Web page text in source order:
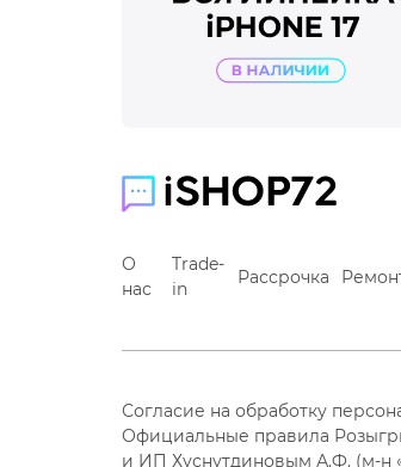
О
нас
Trade-
in
Рассрочка
Согласие на обработку
Официальные правила
и ИП Хуснутдиновым А.Ф. (м-н